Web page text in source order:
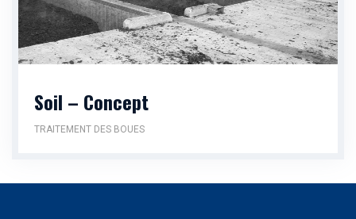
Soil – Concept
TRAITEMENT DES BOUES